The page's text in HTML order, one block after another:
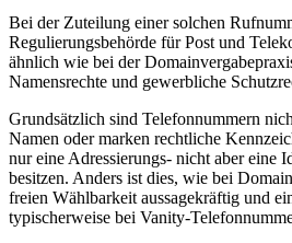
Bei der Zuteilung einer solchen
Regulierungsbehörde für Post und
ähnlich wie bei der
Namensrechte und gewerbliche
Grundsätzlich sind Telefonnummern
Namen oder marken rechtliche
nur eine Adressierungs- nicht aber eine
besitzen. Anders ist dies, wie bei
freien Wählbarkeit aussagekräftig und
typischerweise bei Vanity-